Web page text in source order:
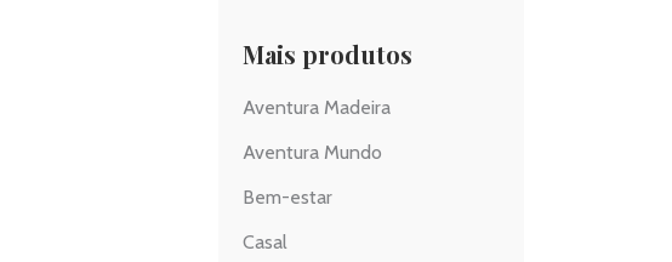
Mais produtos
Aventura Madeira
Aventura Mundo
Bem-estar
Casal